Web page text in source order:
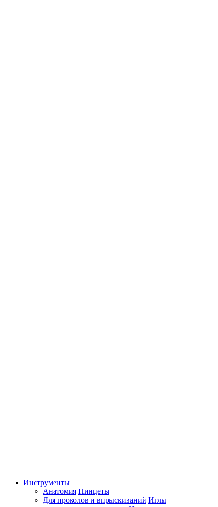
Инструменты
Анатомия Пинцеты
Для проколов и впрыскиваний Иглы